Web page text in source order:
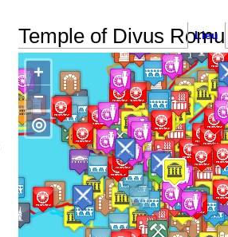
Temple of Divus Lieu
+
−
◎